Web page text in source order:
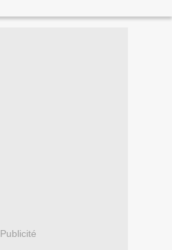
Publicité